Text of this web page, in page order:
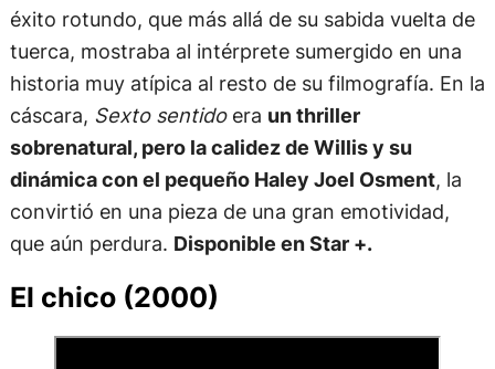
éxito rotundo, que más allá de su sabida vuelta de
tuerca, mostraba al intérprete sumergido en una
historia muy atípica al resto de su filmografía. En la
cáscara, Sexto sentidoera un thriller
sobrenatural, pero la calidez de Willis y su
dinámica con el pequeño Haley Joel Osment, la
convirtió en una pieza de una gran emotividad,
que aún perdura. Disponible en Star +.
El chico (2000)